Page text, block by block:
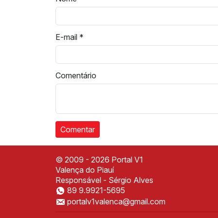
E-mail *
Comentário
© 2009 - 2026 Portal V1
Valença do Piauí
Responsável - Sérgio Alves
89 9.9921-5695
portalv1valenca@gmail.com